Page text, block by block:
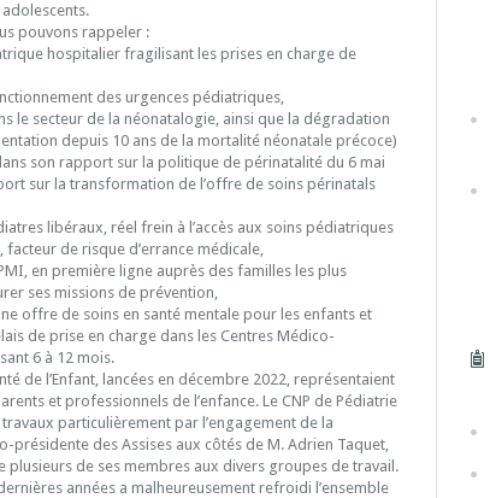
pouvons rappeler :
hospitalier fragilisant les prises en charge de
des urgences pédiatriques,
le secteur de la néonatalogie, ainsi que la dégradation
depuis 10 ans de la mortalité néonatale précoce)
son rapport sur la politique de périnatalité du 6 mai
sur la transformation de l’offre de soins périnatals
libéraux, réel frein à l’accès aux soins pédiatriques
de risque d’errance médicale,
en première ligne auprès des familles les plus
ses missions de prévention,
offre de soins en santé mentale pour les enfants et
de prise en charge dans les Centres Médico-
6 à 12 mois.
de l’Enfant, lancées en décembre 2022, représentaient
et professionnels de l’enfance. Le CNP de Pédiatrie
particulièrement par l’engagement de la
présidente des Assises aux côtés de M. Adrien Taquet,
plusieurs de ses membres aux divers groupes de travail.
années a malheureusement refroidi l’ensemble